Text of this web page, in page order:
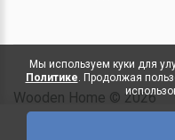
Wooden Home © 2026
Мы используем куки для
Политике. Продолжая